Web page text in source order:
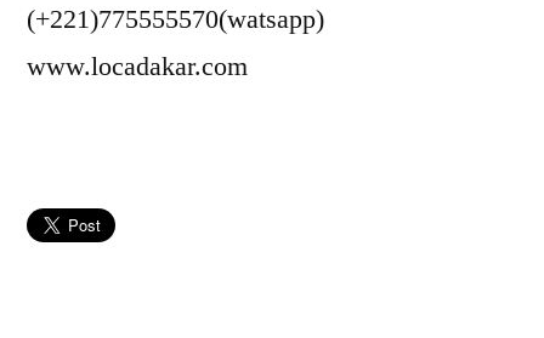
(+221)775555570(watsapp)
www.locadakar.com